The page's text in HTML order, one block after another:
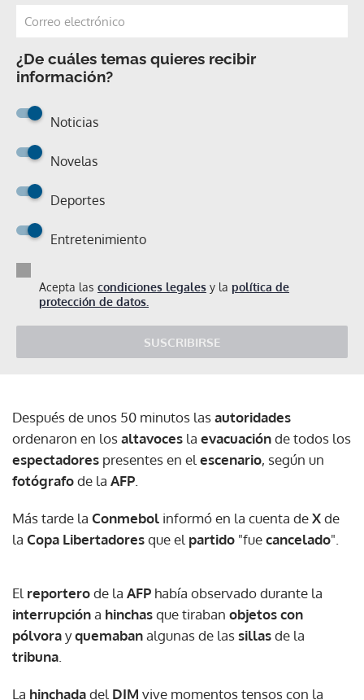
¿De cuáles temas quieres recibir
información?
Noticias
Novelas
Deportes
Entretenimiento
Acepta las condiciones legales y la política de
protección de datos.
SUSCRIBIRSE
Después de unos 50 minutos lasautoridades
ordenaron en losaltavoces la evacuaciónde todos los
espectadores presentes en el escenario, según un
fotógrafode la AFP
Más tarde la Conmebol informó en la cuenta deXde
la Copa Libertadoresque el partido "fuecancelado".
El reporterode la AFP había observado durante la
interrupcióna hinchasque tiraban objetos con
pólvorayquemabanalgunas de lassillasde la
tribuna
La hinchadadel DIM vive momentos tensos con la